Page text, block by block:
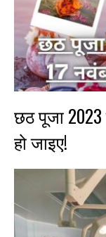
छठ पूजा
हो जाइए!